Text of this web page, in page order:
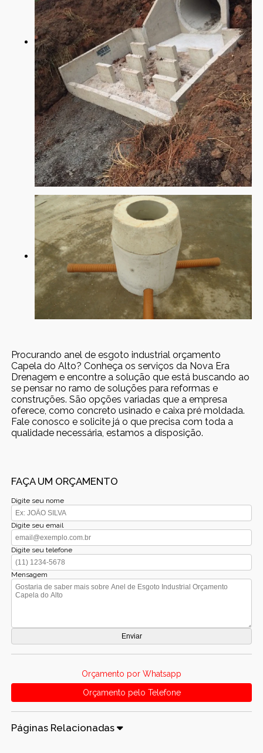
Procurando anel de esgoto industrial orçamento
Capela do Alto? Conheça os serviços da Nova Era
Drenagem e encontre a solução que está buscando ao
se pensar no ramo de soluções para reformas e
construções. São opções variadas que a empresa
oferece, como concreto usinado e caixa pré moldada.
Fale conosco e solicite já o que precisa com toda a
qualidade necessária, estamos a disposição.
FAÇA UM ORÇAMENTO
Digite seu nome
Digite seu email
Digite seu telefone
Mensagem
Orçamento por Whatsapp
Orçamento pelo Telefone
Páginas Relacionadas